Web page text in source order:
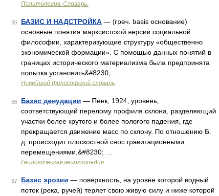
Политология. Словарь.
35 БАЗИС И НАДСТРОЙКА — (греч. basis основание)
основные понятия марксистской версии социальной
философии, характеризующие структуру «общественно
экономической формации». С помощью данных понятий в
границах исторического материализма была предпринята
попытка установить&#8230; …
Новейший философский словарь
36 Базис денудации — Пенк, 1924, уровень,
соответствующий перелому профиля склона, разделяющий
участки более крутого и более пологого падения, где
прекращается движение масс по склону. По отношению Б.
д. происходит плоскостной снос гравитационными
перемещениями,&#8230; …
Геологическая энциклопедия
37 Базис эрозии — поверхность, на уровне которой водный
поток (река, ручей) теряет свою живую силу и ниже которой